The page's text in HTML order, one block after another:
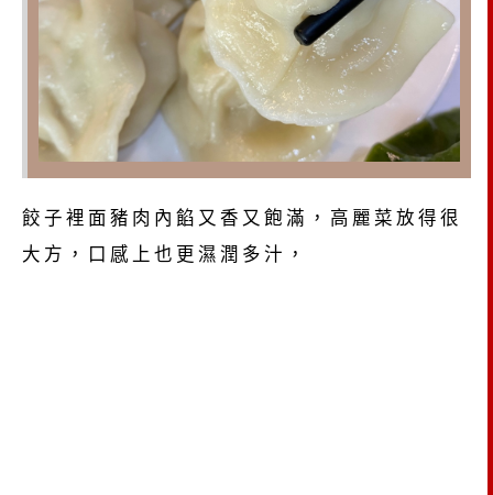
餃子裡面豬肉內餡又香又飽滿，高麗菜放得很
大方，口感上也更濕潤多汁，